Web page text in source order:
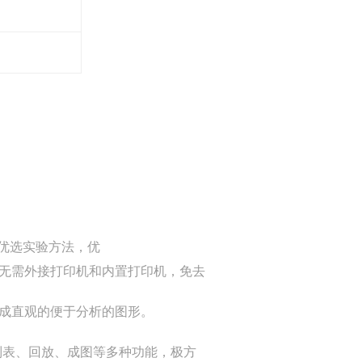
选实验方法，优
需外接打印机和内置打印机，免去
直观的便于分析的图形。
、回放、成图等多种功能，极方